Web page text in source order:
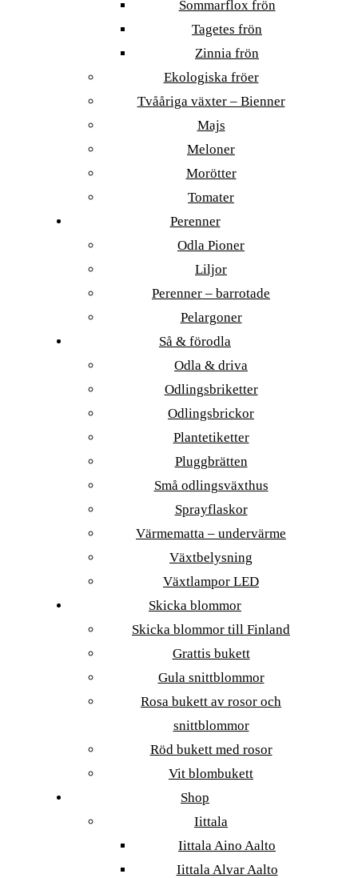
Sommarflox frön
Tagetes frön
Zinnia frön
Ekologiska fröer
Tvååriga växter – Bienner
Majs
Meloner
Morötter
Tomater
Perenner
Odla Pioner
Liljor
Perenner – barrotade
Pelargoner
Så & förodla
Odla & driva
Odlingsbriketter
Odlingsbrickor
Plantetiketter
Pluggbrätten
Små odlingsväxthus
Sprayflaskor
Värmematta – undervärme
Växtbelysning
Växtlampor LED
Skicka blommor
Skicka blommor till Finland
Grattis bukett
Gula snittblommor
Rosa bukett av rosor och
snittblommor
Röd bukett med rosor
Vit blombukett
Shop
Iittala
Iittala Aino Aalto
Iittala Alvar Aalto